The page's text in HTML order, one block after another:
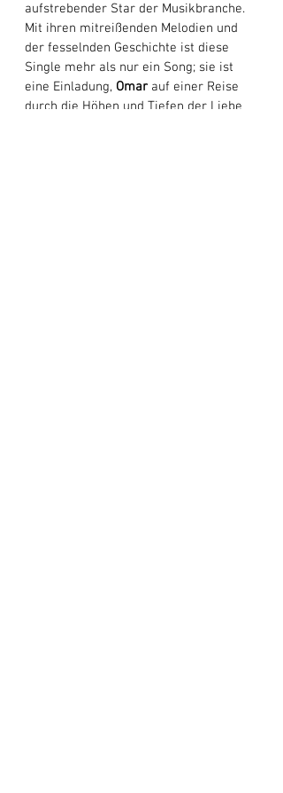
aufstrebender Star der Musikbranche.
Mit ihren mitreißenden Melodien und
der fesselnden Geschichte ist diese
Single mehr als nur ein Song; sie ist
eine Einladung, Omar auf einer Reise
durch die Höhen und Tiefen der Liebe